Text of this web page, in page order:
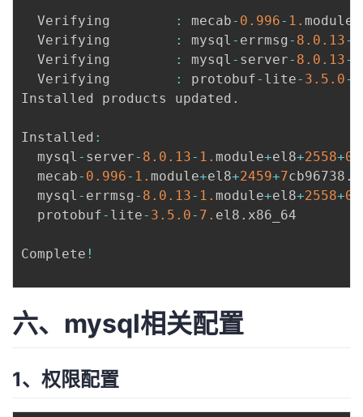
  Verifying
: mecab- 0.996- 1. module
  Verifying
: mysql - errmsg - 8.0 .13-
  Verifying
: mysql - server- 8.0 .13-
  Verifying
: protobuf- lite- 3.5 .0-
Installed products updated .
Installed :
  mysql
- server- 8.0 .13- 1. module+el8+2558+
  mecab
- 0.996- 1. module+el8+2459+7cb96738 .
  mysql
- errmsg - 8.0 .13- 1. module+el8+2558+
  protobuf
- lite- 3.5 .0- 7. el8 .
Complete !
六、mysql相关配置
1、权限配置